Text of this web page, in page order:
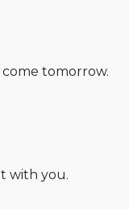
come tomorrow.
with you.